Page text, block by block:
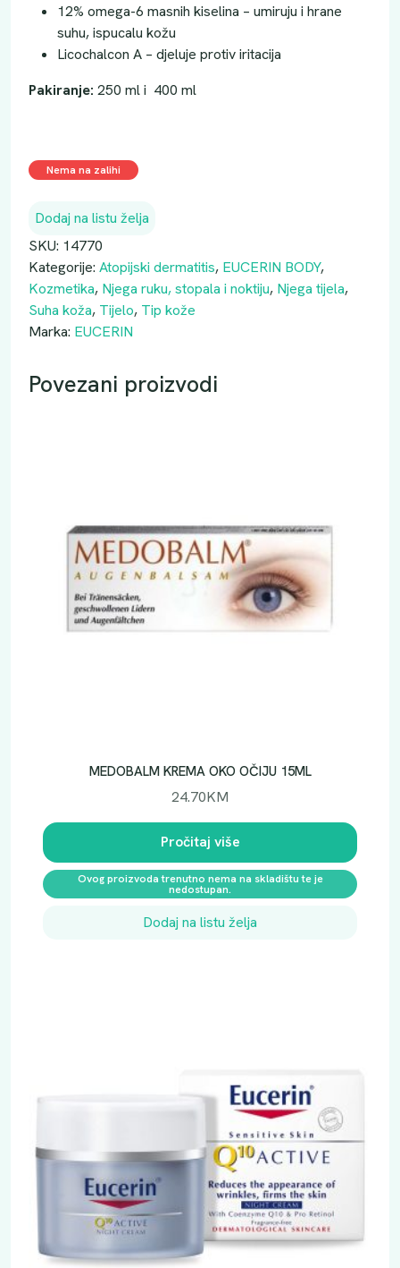
12% omega-6 masnih kiselina – umiruju i hrane
suhu, ispucalu kožu
Licochalcon A – djeluje protiv iritacija
Pakiranje: 250 ml i 400 ml
Nema na zalihi
Dodaj na listu želja
SKU: 14770
Kategorije: Atopijski dermatitis, EUCERIN BODY,
Kozmetika, Njega ruku, stopala i noktiju, Njega tijela,
Suha koža, Tijelo, Tip kože
Marka: EUCERIN
Povezani proizvodi
MEDOBALM KREMA OKO OČIJU 15ML
24.70KM
Pročitaj više
Ovog proizvoda trenutno nema na skladištu te je
nedostupan.
Dodaj na listu želja